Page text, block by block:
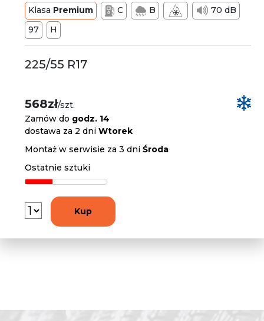
Klasa Premium C B
70 dB
97
H
225/55 R17
568zł/szt.
Zamów do godz. 14
dostawa za 2 dniWtorek
Montaż w serwisie za 3 dniŚroda
Ostatnie sztuki
Kup